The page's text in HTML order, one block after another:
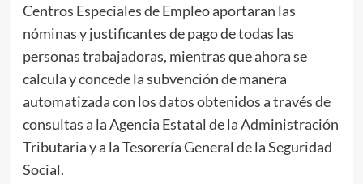
Centros Especiales de Empleo aportaran las
nóminas y justificantes de pago de todas las
personas trabajadoras, mientras que ahora se
calcula y concede la subvención de manera
automatizada con los datos obtenidos a través de
consultas a la Agencia Estatal de la Administración
Tributaria y a la Tesorería General de la Seguridad
Social.